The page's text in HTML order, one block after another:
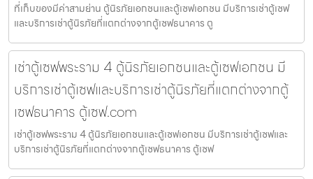
ที่เก็บของมีค่าสามย่าน ตู้นิรภัยเอกชนและตู้เซฟเอกชน มีบริการเช่าตู้เซฟ
และบริการเช่าตู้นิรภัยที่แตกต่างจากตู้เซฟธนาคาร ตู
เช่าตู้เซฟพระราม 4 ตู้นิรภัยเอกชนและตู้เซฟเอกชน มี
บริการเช่าตู้เซฟและบริการเช่าตู้นิรภัยที่แตกต่างจากตู้
เซฟธนาคาร ตู้เซฟ.com
เช่าตู้เซฟพระราม 4 ตู้นิรภัยเอกชนและตู้เซฟเอกชน มีบริการเช่าตู้เซฟและ
บริการเช่าตู้นิรภัยที่แตกต่างจากตู้เซฟธนาคาร ตู้เซฟ